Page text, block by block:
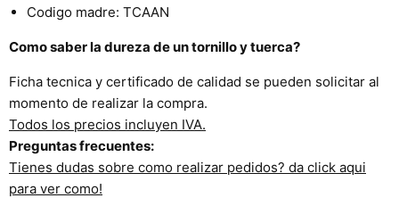
Codigo madre: TCAAN
Como saber la dureza de un tornillo y tuerca?
Ficha tecnica y certificado de calidad se pueden solicitar al
momento de realizar la compra.
Todos los precios incluyen IVA.
Preguntas frecuentes:
Tienes dudas sobre como realizar pedidos? da click aqui
para ver como!